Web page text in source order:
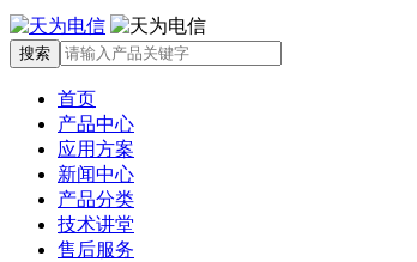
首页
产品中心
应用方案
新闻中心
产品分类
技术讲堂
售后服务